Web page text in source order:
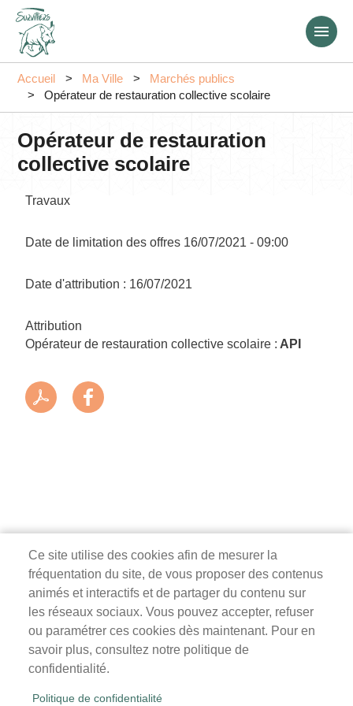
Accueil Ma Ville
Marchés publics
Opérateur de restauration collective scolaire
Opérateur de restauration
collective scolaire
Travaux
Date de limitation des offres 16/07/2021 - 09:00
Date d'attribution 16/07/2021
Attribution
Opérateur de restauration collective scolaire : API
Ce site utilise des cookies afin de mesurer la
fréquentation du site, de vous proposer des contenus
animés et interactifs et de partager du contenu sur
les réseaux sociaux. Vous pouvez accepter, refuser
ou paramétrer ces cookies dès maintenant. Pour en
savoir plus, consultez notre politique de
confidentialité.
Politique de confidentialité
Mairie de Survilliers
3 rue de la Liberté
95470 Survilliers
Tél. 01 34 68 26 00